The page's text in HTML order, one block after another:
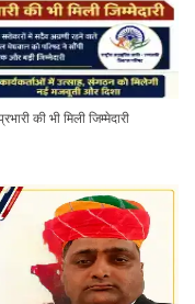
की भी मिली जिम्मेदारी